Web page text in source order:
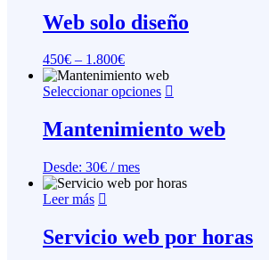
elegir
en
página
de
producto
tiene
múltiples
opciones
se
elegir
en
de
Web solo diseño
450€ – 1.800€
Seleccionar opciones Este
tiene
múltiples
opciones
elegir
en
Mantenimiento web
Desde: 30€ / mes
Leer más
Servicio web por horas